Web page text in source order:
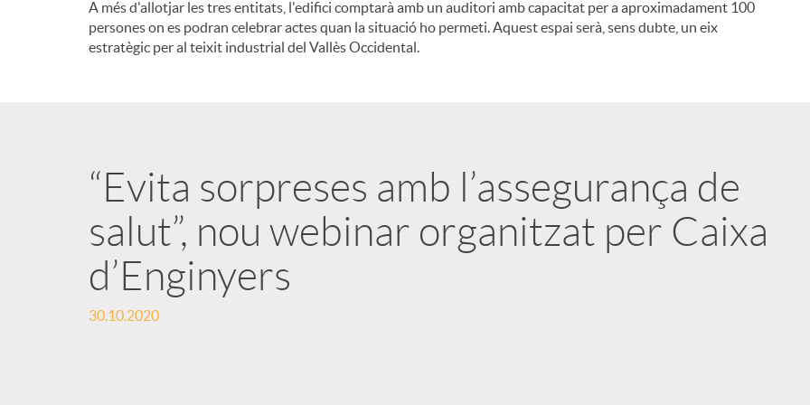
A més d'allotjar les tres entitats, l'edifici comptarà amb un auditori amb capacitat per a aproximadament 100
persones on es podran celebrar actes quan la situació ho permeti. Aquest espai serà, sens dubte, un eix
estratègic per al teixit industrial del Vallès Occidental.
“Evita sorpreses amb l’assegurança de
salut”, nou webinar organitzat per Caixa
d’Enginyers
30.10.2020